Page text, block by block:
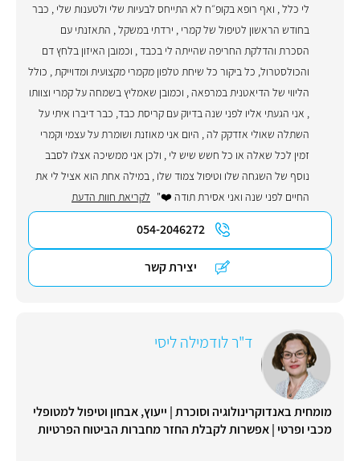
לי כלל , ואף רופא בקופ״ח לא התייחס לבעיות שלי ולטענות שלי , כבר
בחודש הראשון לטיפול של קמרי , ירדתי במשקל , התאזנתי עם
הסכרת והדלקת החריפה שהייתה לי בכבד , וכמובן האיזון בלחץ דם
והכולסטרול, כל ביקור כל שיחת טלפון מקמרי מקצועית ומדוייקת , כולל
הליווי של הדיאטנית במרפאה , וכמובן שאמליץ בשמחה על קמרי וצוותו
, אני הגעתי אליו לפני שנה בדיוק עם קריסת כבד, כבר דיברו איתי על
השתלה שאולי אזדקק לה , היום אני מאוזנת ושומרת על עצמי וקמרי
זמין לכל שאלה או כל חשש שיש לי , ולכן אני ממשיכה אצלו לסבב
נוסף של השגחה שלו וטיפול צמוד שלו , במילה אחת הוא אציל לי את
החיים לפני שנה ואני אסירת תודה ❤️" לקריאת חוות הדעת
054-2046272
יצירת קשר
ד"ר לודמילה ליסי
מומחית באנדוקרינולוגיה וסוכרת | ייעוץ, אבחון וטיפול למטופלי
מכבי ופרטי | אפשרות לקבלת החזר מחברות הביטוח הפרטיות